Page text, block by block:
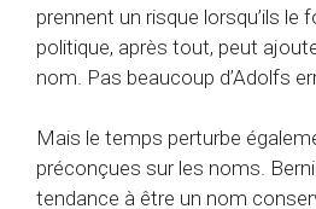
prennent un risque lorsqu’ils le
politique, après tout, peut
nom. Pas beaucoup d’Adolfs
Mais le temps perturbe
préconçues sur les noms.
tendance à être un nom